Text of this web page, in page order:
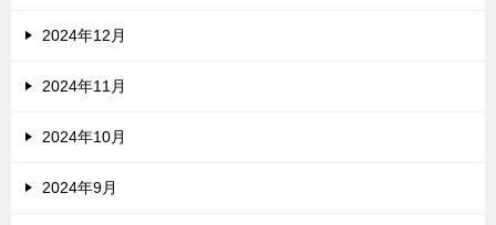
2024年12月
2024年11月
2024年10月
2024年9月